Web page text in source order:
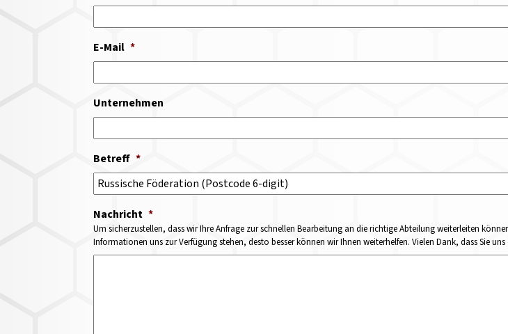
E-Mail *
Unternehmen
Betreff *
Nachricht *
Um sicherzustellen, dass wir Ihre Anfrage zur schnellen Bearbeitung an die richtige Abteilung weiterleiten
Informationen uns zur Verfügung stehen, desto besser können wir Ihnen weiterhelfen. Vielen Dank, dass Sie